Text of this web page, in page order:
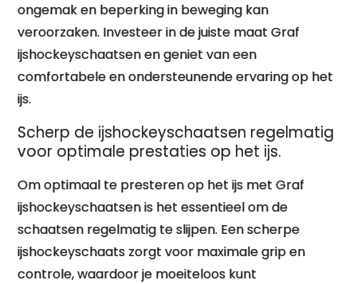
ongemak en beperking in beweging kan
veroorzaken. Investeer in de juiste maat Graf
ijshockeyschaatsen en geniet van een
comfortabele en ondersteunende ervaring op het
ijs.
Scherp de ijshockeyschaatsen regelmatig
voor optimale prestaties op het ijs.
Om optimaal te presteren op het ijs met Graf
ijshockeyschaatsen is het essentieel om de
schaatsen regelmatig te slijpen. Een scherpe
ijshockeyschaats zorgt voor maximale grip en
controle, waardoor je moeiteloos kunt